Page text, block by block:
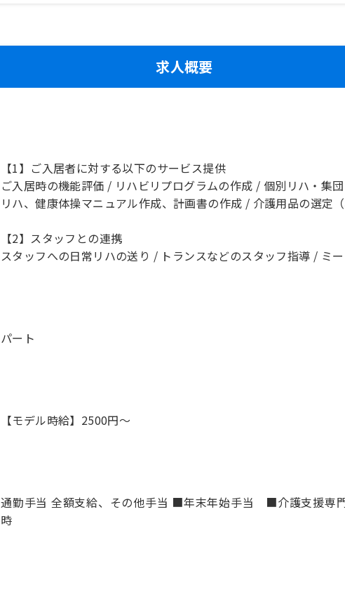
求人概要
【1】ご入居者に対する以下のサービス提供
ご入居時の機能評価 / リハビリプログラムの作成 / 個別リハ・集
リハ、健康体操マニュアル作成、計画書の作成 / 介護用品の選定（
【2】スタッフとの連携
スタッフへの日常リハの送り / トランスなどのスタッフ指導 / ミ
パート
【モデル時給】2500円〜
通勤手当 全額支給、その他手当 ■年末年始手当 ■介護支援専
時